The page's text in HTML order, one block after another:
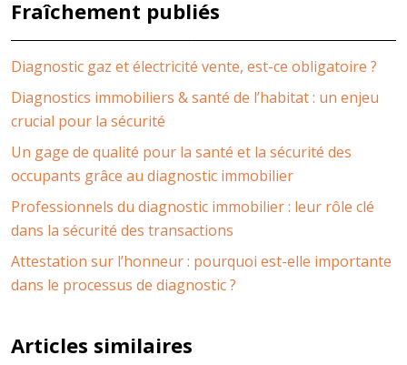
Fraîchement publiés
Diagnostic gaz et électricité vente, est-ce obligatoire ?
Diagnostics immobiliers & santé de l’habitat : un enjeu
crucial pour la sécurité
Un gage de qualité pour la santé et la sécurité des
occupants grâce au diagnostic immobilier
Professionnels du diagnostic immobilier : leur rôle clé
dans la sécurité des transactions
Attestation sur l’honneur : pourquoi est-elle importante
dans le processus de diagnostic ?
Articles similaires